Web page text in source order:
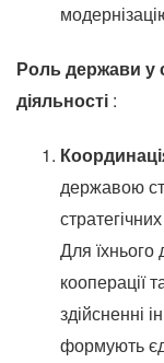
Роль держави у
діяльності :
державою
Для
кооперації
здійсненні
формують